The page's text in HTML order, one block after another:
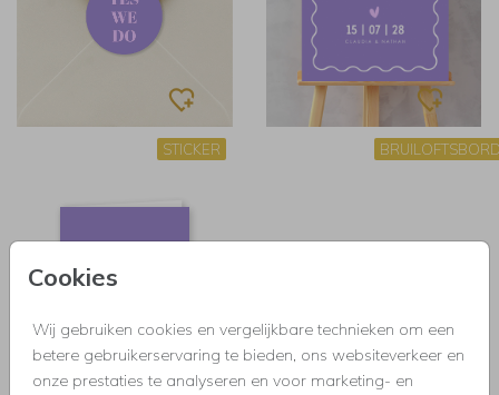
Cookies
Wij gebruiken cookies en vergelijkbare technieken om een
betere gebruikerservaring te bieden, ons websiteverkeer en
onze prestaties te analyseren en voor marketing- en
STICKER